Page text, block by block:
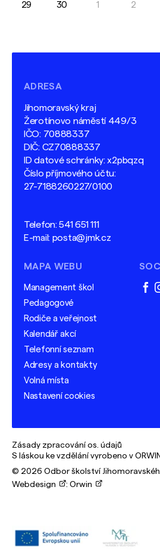
29 30 1 2
ADRESA
Jihomoravský kraj
Žerotínovo náměstí 449/3
IČO: 70888337
DIČ: CZ70888337
ID datové schránky: x2pbqzq
Číslo příjmového účtu:
27-7188260227/0100
Telefon:541 651 111
E-mail: posta@jmk.cz
MAPA WEBU
Management škol
Pedagogové
Rodiče a veřejnost
Kalendář akcí
Telefonní seznam
Adresy a kontakty
Volná místa
Nastavení cookies
Zásady zpracování os. údajů
S láskou ke vzdělání vyrobeno v
© 2026 Odbor školství
Webdesign
: Orwin